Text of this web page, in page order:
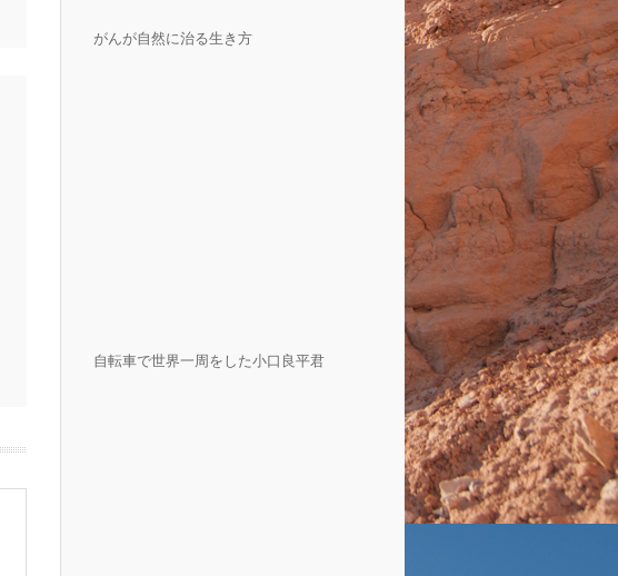
がんが自然に治る生き方
自転車で世界一周をした小口良平君